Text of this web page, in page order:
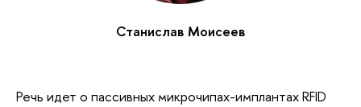
Станислав Моисеев
Речь идет о пассивных микрочипах-имплантах RFID